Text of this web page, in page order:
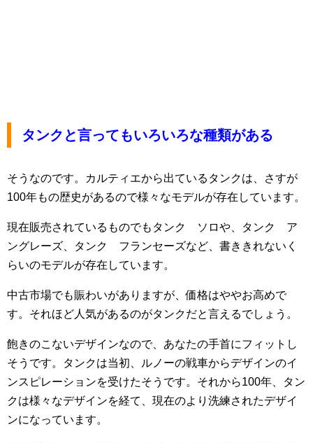
タンクと言ってもいろいろな種類がある
そうなのです。カルティエから出ているタンクは、さすが
100年もの歴史があるので様々なモデルが存在しています。
現在販売されているものでもタンク ソロや、タンク ア
ングレーズ、タンク フランセーズなど、書ききれないく
らいのモデルが存在しています。
中古市場でも賑わいがありますが、価格はややお高めで
す。それほど人気があるのがタンクだと言えるでしょう。
飽きのこないデザインなので、あなたの手首にフィットし
そうです。タンクは当初、ルノーの戦車からデザインのイ
ンスピレーションを受けたそうです。それから100年、タン
クは様々なデザインを経て、現在のより洗練されたデザイ
ンになっています。